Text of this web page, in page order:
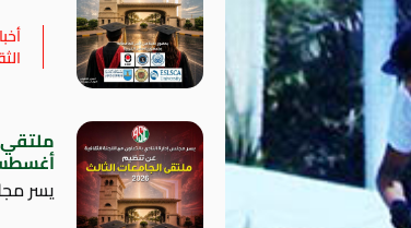
ملتقي
يسر